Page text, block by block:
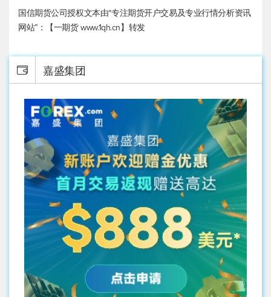
国信期货公司授权文本由“专注期货开户交易及专业行情分析资讯
网站”：【一期货 www.1qh.cn】转发
嘉盛集团